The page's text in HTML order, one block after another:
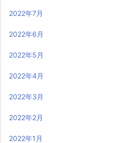
2022年7月
2022年6月
2022年5月
2022年4月
2022年3月
2022年2月
2022年1月